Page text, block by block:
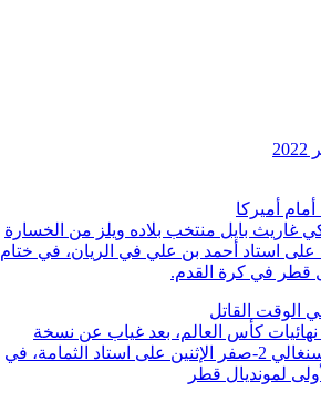
أميركا
غاريث بايل منتخب بلاده ويلز من الخسارة
أمام الولايات المتحدة بإدراكه التعادل 1-1 على استاد أحمد بن علي في الريان، في ختام
قطر في كرة القدم.
الوقت القاتل
كأس العالم، بعد غياب عن نسخة
2018، وذلك بفوزه الصعب على نظيره السنغالي 2-صفر الإثنين على استاد الثمامة، في
لمونديال قطر